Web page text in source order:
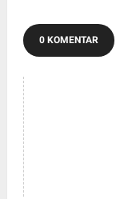
0 KOMENTAR